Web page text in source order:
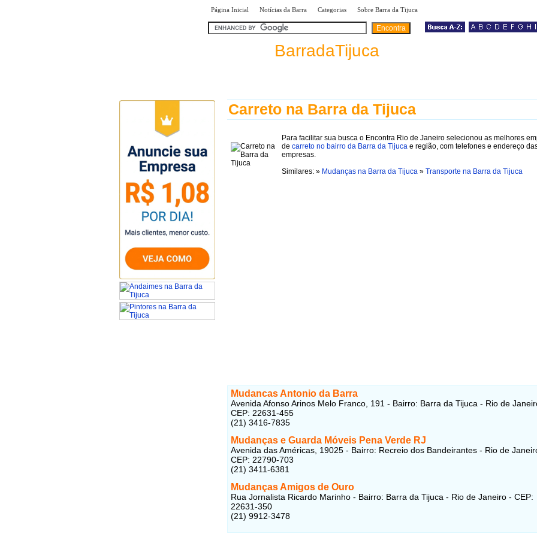
Página Inicial Notícias da Barra Categorias Sobre Barra da Tijuca
BarradaTijuca
Carreto na Barra da Tijuca
Para facilitar sua busca o Encontra Rio de Janeiro selecionou as melhores
de carreto no bairro da Barra da Tijuca e região, com telefones e endereço
empresas.
Similares: » Mudanças na Barra da Tijuca » Transporte na Barra da Tijuca
Mudancas Antonio da Barra
Avenida Afonso Arinos Melo Franco, 191 - Bairro: Barra da Tijuca - Rio de
CEP: 22631-455
(21) 3416-7835
Mudanças e Guarda Móveis Pena Verde RJ
Avenida das Américas, 19025 - Bairro: Recreio dos Bandeirantes - Rio de
CEP: 22790-703
(21) 3411-6381
Mudanças Amigos de Ouro
Rua Jornalista Ricardo Marinho - Bairro: Barra da Tijuca - Rio de Janeiro - CEP:
22631-350
(21) 9912-3478